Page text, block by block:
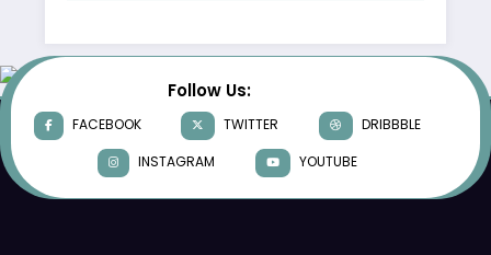
Follow Us:
FACEBOOK TWITTER
DRIBBBLE
INSTAGRAM
YOUTUBE